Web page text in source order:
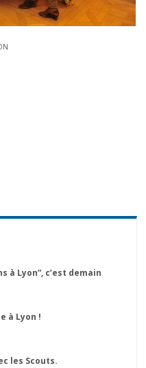
à Lyon”, c’est demain
à Lyon !
les Scouts.